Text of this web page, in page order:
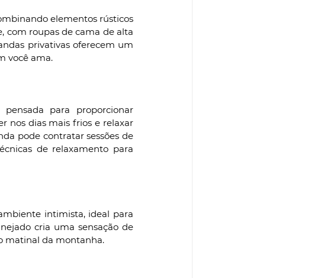
elementos rústicos
com roupas de cama de alta
privativas oferecem um
você ama.
pensada para proporcionar
nos dias mais frios e relaxar
pode contratar sessões de
de relaxamento para
intimista, ideal para
cria uma sensação de
matinal da montanha.